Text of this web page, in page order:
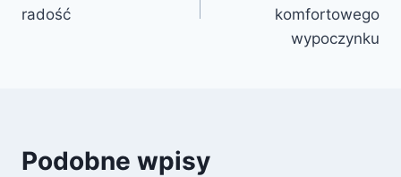
radość
komfortowego
wypoczynku
Podobne wpisy